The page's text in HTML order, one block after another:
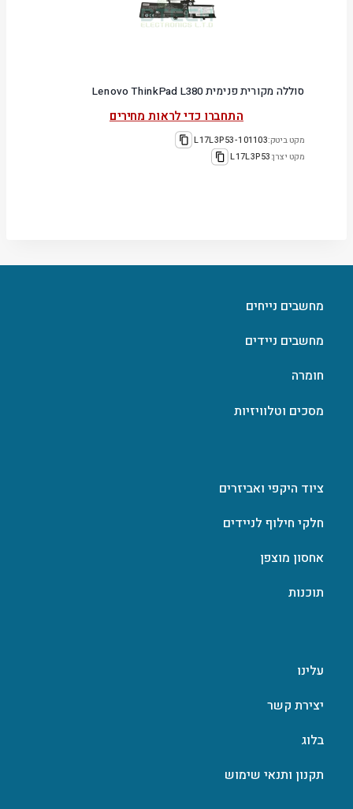
סוללה מקורית פנימית Lenovo ThinkPad L380
התחברו כדי לראות מחירים
מקט ביטק:101103-L17L3P53
מקט יצרן:L17L3P53
מחשבים נייחים
מחשבים ניידים
חומרה
מסכים וטלוויזיות
ציוד היקפי ואביזרים
חלקי חילוף לניידים
אחסון מוצפן
תוכנות
עלינו
יצירת קשר
בלוג
תקנון ותנאי שימוש